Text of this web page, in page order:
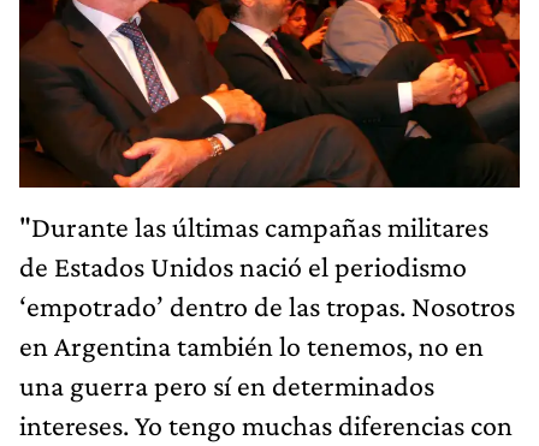
"Durante las últimas campañas militares
de Estados Unidos nació el periodismo
‘empotrado’ dentro de las tropas. Nosotros
en Argentina también lo tenemos, no en
una guerra pero sí en determinados
intereses. Yo tengo muchas diferencias con